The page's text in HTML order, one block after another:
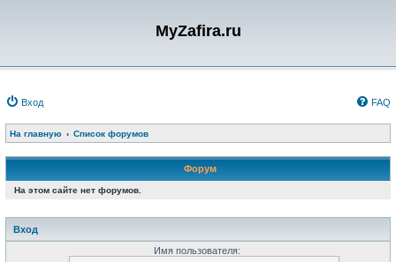
MyZafira.ru
Вход FAQ
На главную Список форумов
Форум
На этом сайте нет форумов.
Вход
Имя пользователя: